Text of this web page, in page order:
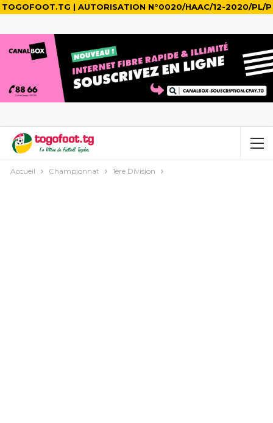
TOGOFOOT.TG | AUTORISATION N°0020/HAAC/12-2020/PL/P
Accueil Championnat 1ère Division